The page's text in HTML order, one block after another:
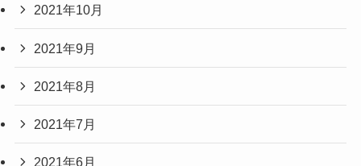
2021年10月
2021年9月
2021年8月
2021年7月
2021年6月